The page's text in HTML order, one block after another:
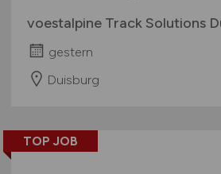
voestalpine Track Solutions
gestern
Duisburg
TOP JOB